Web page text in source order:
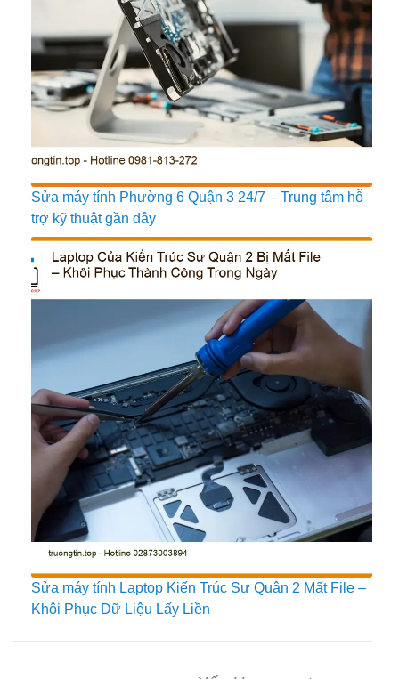
Sửa máy tính Phường 6 Quận 3 24/7 – Trung tâm hỗ
trợ kỹ thuật gần đây
Sửa máy tính Laptop Kiến Trúc Sư Quận 2 Mất File –
Khôi Phục Dữ Liệu Lấy Liền